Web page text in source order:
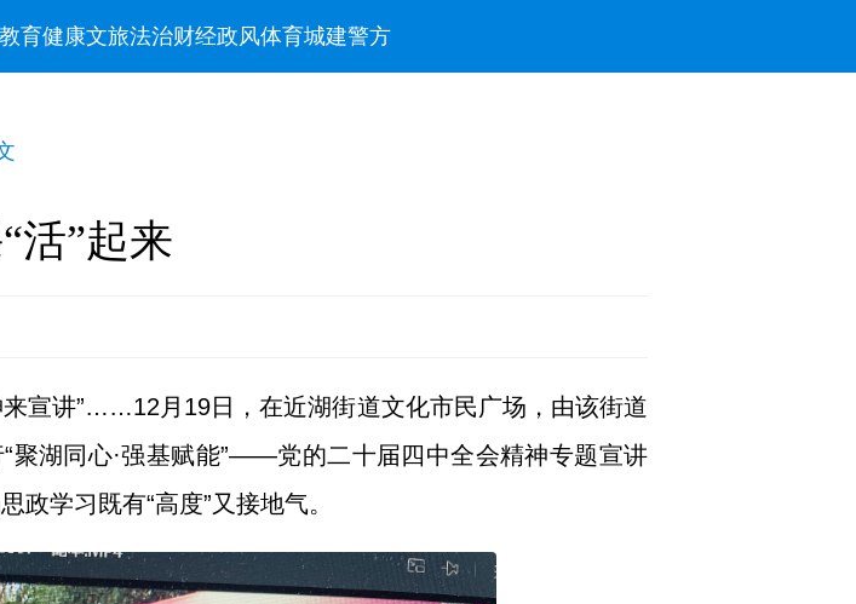
教育健康文旅法治财经政风体育城建警方
活”起来
宣讲”……12月19日，在近湖街道文化市民广场，由该街道
聚湖同心·强基赋能”——党的二十届四中全会精神专题宣讲
政学习既有“高度”又接地气。